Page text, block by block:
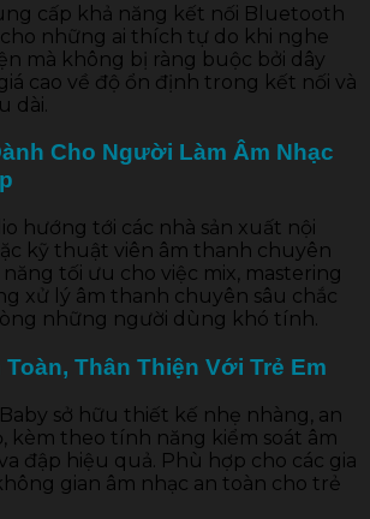
cấp khả năng kết nối Bluetooth
những ai thích tự do khi nghe
mà không bị ràng buộc bởi dây
cao về độ ổn định trong kết nối và
dài.
Cho Người Làm Âm Nhạc
hướng tới các nhà sản xuất nội
kỹ thuật viên âm thanh chuyên
tối ưu cho việc mix, mastering
xử lý âm thanh chuyên sâu chắc
những người dùng khó tính.
Thân Thiện Với Trẻ Em
Baby sở hữu thiết kế nhẹ nhàng, an
kèm theo tính năng kiểm soát âm
đập hiệu quả. Phù hợp cho các gia
gian âm nhạc an toàn cho trẻ